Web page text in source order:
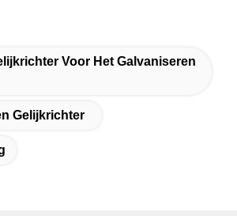
Voor Het Galvaniseren
Gelijkrichter